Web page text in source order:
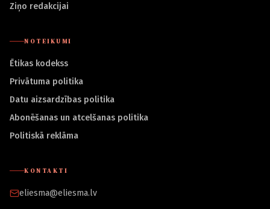
Ziņo redakcijai
NOTEIKUMI
Ētikas kodekss
Privātuma politika
Datu aizsardzības politika
Abonēšanas un atcelšanas politika
Politiskā reklāma
KONTAKTI
eliesma@eliesma.lv